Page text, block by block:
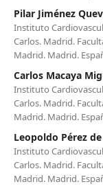
Pilar Jiménez
Instituto
Carlos. Madrid.
Madrid. Madrid.
Carlos Macaya
Instituto
Carlos. Madrid.
Madrid. Madrid.
Leopoldo Pérez
Instituto
Carlos. Madrid.
Madrid. Madrid.